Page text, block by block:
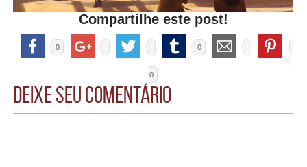
Compartilhe este post!
0 0
0
Deixe seu comentário